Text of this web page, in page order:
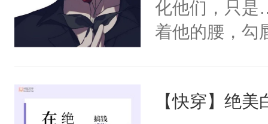
化他们，只是
着他的腰，勾
来，给老公
【快穿】绝